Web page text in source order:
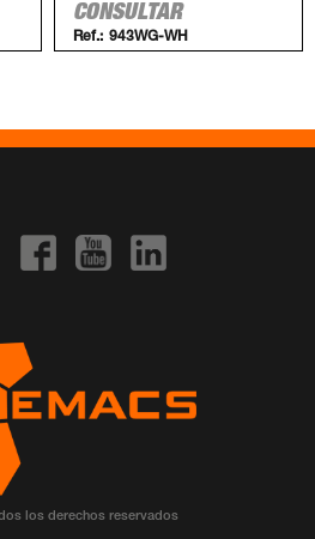
CONSULTAR
Ref.: 943WG-WH
los derechos reservados